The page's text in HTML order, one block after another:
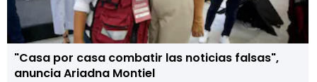
"Casa por casa combatir las noticias falsas",
anuncia Ariadna Montiel